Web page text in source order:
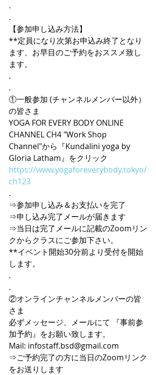
.
.
【参加申し込み方法】
**定員になり次第お申込み終了となり
ます、お早目のご予約をおススメ致し
ます。
.
.
①一般参加 (チャンネルメンバー以外）
の皆さま
YOGA FOR EVERY BODY ONLINE
CHANNEL CH4 "Work Shop
Channel"から『Kundalini yoga by
Gloria Latham』をクリック
https://www.yogaforeverybody.tokyo/
ch123
.
⇒参加申し込み＆お支払いを完了
⇒申し込み完了メールが届きます
⇒当日は完了メールに記載のZoomリン
クからクラスにご参加下さい。
**イベント開始30分前より受付を開始
します。
.
.
②オンラインチャンネルメンバーの皆
さま
必ずメッセージ、メールにて 『事前参
加予約』をお願い致します。
Mail: infostaff.bsd@gmail.com
⇒ご予約完了の方に当日のZoomリンク
をお送りします